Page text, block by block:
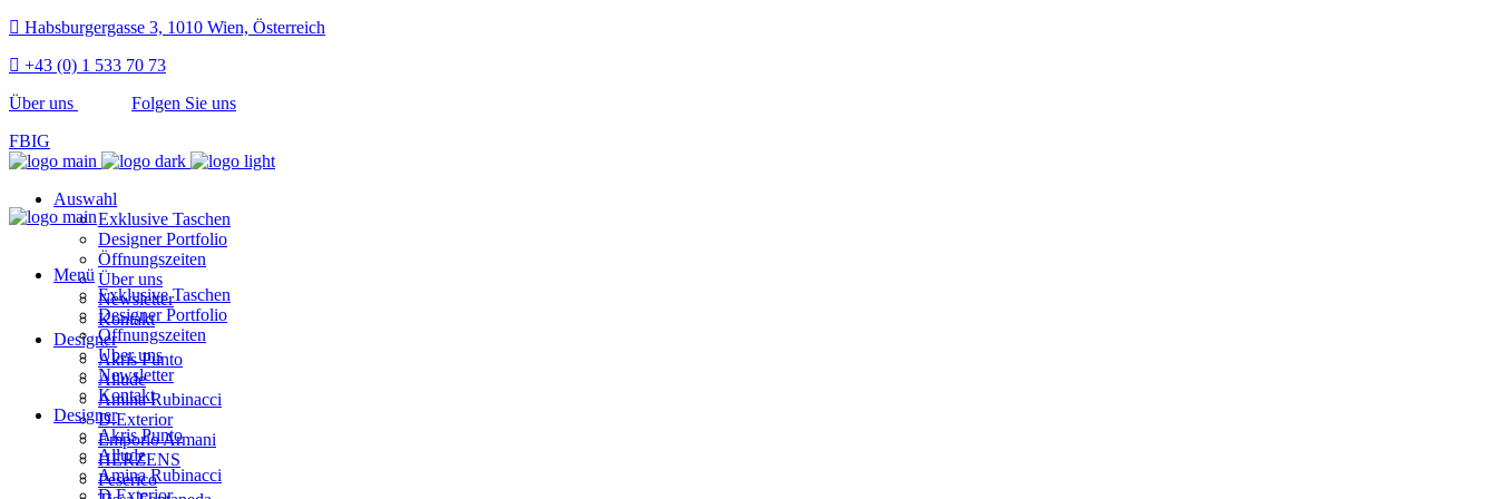
Habsburgergasse 3, 1010 Wien, Österreich
+43 (0) 1 533 70 73
Über uns
Folgen Sie uns
FBIG
Auswahl
Exklusive Taschen
Designer Portfolio
Öffnungszeiten
Über uns
Newsletter
Kontakt
Designer
Akris Punto
Allude
Amina Rubinacci
D.Exterior
Emporio Armani
HERZENS
Peserico
Menü
Exklusive Taschen
Designer Portfolio
Öffnungszeiten
Über uns
Newsletter
Kontakt
Designer
Akris Punto
Allude
Amina Rubinacci
D.Exterior